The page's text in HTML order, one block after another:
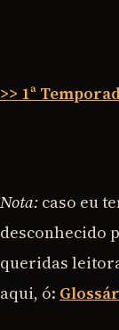
>> 1ª
Nota: caso eu
desconhecido
queridas
aqui, ó: